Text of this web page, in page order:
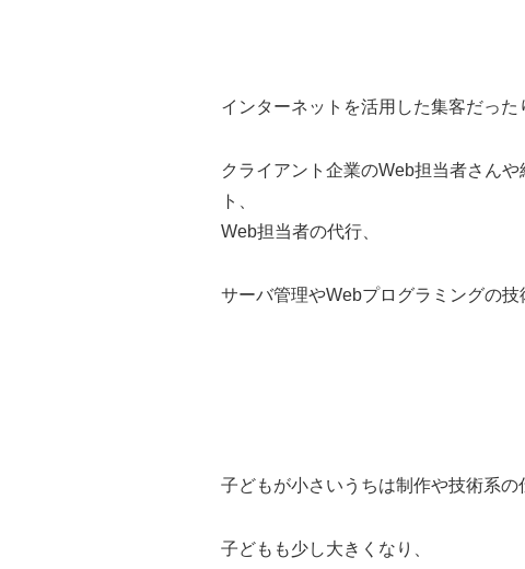
インターネットを活用した集客だった
クライアント企業のWeb担当者さん
ト、
Web担当者の代行、
サーバ管理やWebプログラミングの技
子どもが小さいうちは制作や技術系の
子どもも少し大きくなり、